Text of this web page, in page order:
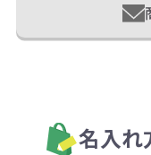
名入れ